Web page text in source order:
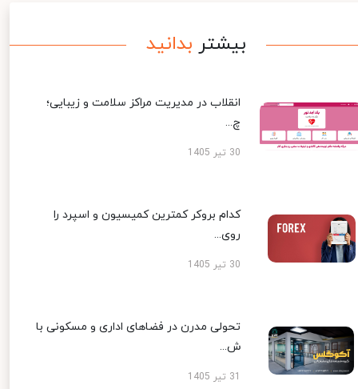
بیشتر بدانید
انقلاب در مدیریت مراکز سلامت و زیبایی؛
چ...
30 تیر 1405
کدام بروکر کمترین کمیسیون و اسپرد را
روی...
30 تیر 1405
تحولی مدرن در فضاهای اداری و مسکونی با
ش...